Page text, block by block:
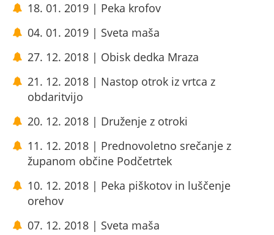
18. 01. 2019 | Peka krofov
04. 01. 2019 | Sveta maša
27. 12. 2018 | Obisk dedka Mraza
21. 12. 2018 | Nastop otrok iz vrtca z
obdaritvijo
20. 12. 2018 | Druženje z otroki
11. 12. 2018 | Prednovoletno srečanje z
županom občine Podčetrtek
10. 12. 2018 | Peka piškotov in luščenje
orehov
07. 12. 2018 | Sveta maša